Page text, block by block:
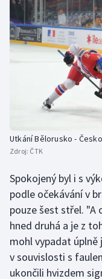
Utkání Bělorusko - Česko
Zdroj: ČTK
Spokojený byl i s
podle očekávání v
pouze šest střel.
hned druhá a je z
mohl vypadat úplně
v souvislosti s
ukončili hvizdem